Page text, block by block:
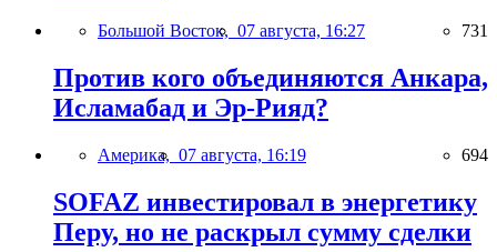
Большой Восток, 07 августа, 16:27 731
Против кого объединяются Анкара,
Исламабад и Эр-Рияд?
Америка, 07 августа, 16:19 694
SOFAZ инвестировал в энергетику
Перу, но не раскрыл сумму сделки